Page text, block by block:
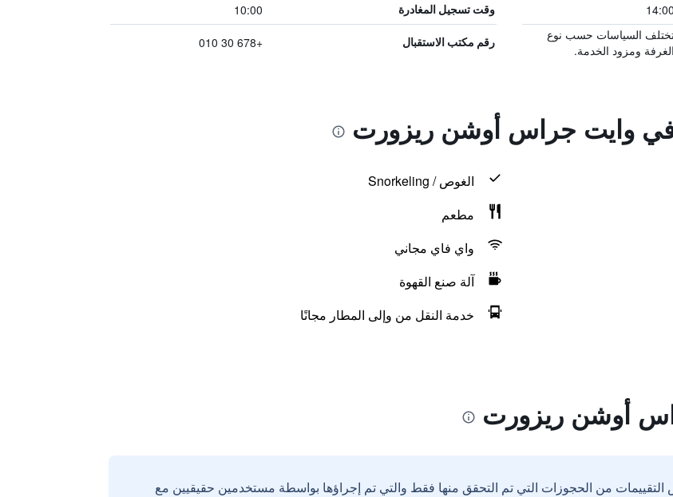
14:00 وقت تسجيل المغادرة 10:00
السياسات حسب نوع
الغرفة ومزود الخدمة.
رقم مكتب الاستقبال +678 30 010
في وايت جراس أوشن ريزورت
الغوص / Snorkeling
مطعم
واي فاي مجاني
آلة صنع القهوة
خدمة النقل من وإلى المطار مجانًا
أوشن ريزورت
من الحجوزات التي تم التحقق منها فقط والتي تم إجراؤها بواسطة مستخدمين حقيقيين مع